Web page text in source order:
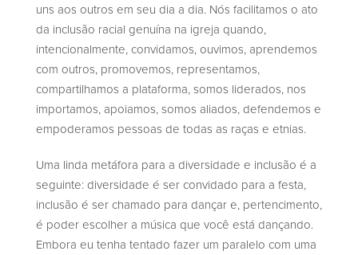
uns aos outros em seu dia a dia. Nós facilitamos o ato
da inclusão racial genuína na igreja quando,
intencionalmente, convidamos, ouvimos, aprendemos
com outros, promovemos, representamos,
compartilhamos a plataforma, somos liderados, nos
importamos, apoiamos, somos aliados, defendemos e
empoderamos pessoas de todas as raças e etnias.
Uma linda metáfora para a diversidade e inclusão é a
seguinte: diversidade é ser convidado para a festa,
inclusão é ser chamado para dançar e, pertencimento,
é poder escolher a música que você está dançando.
Embora eu tenha tentado fazer um paralelo com uma